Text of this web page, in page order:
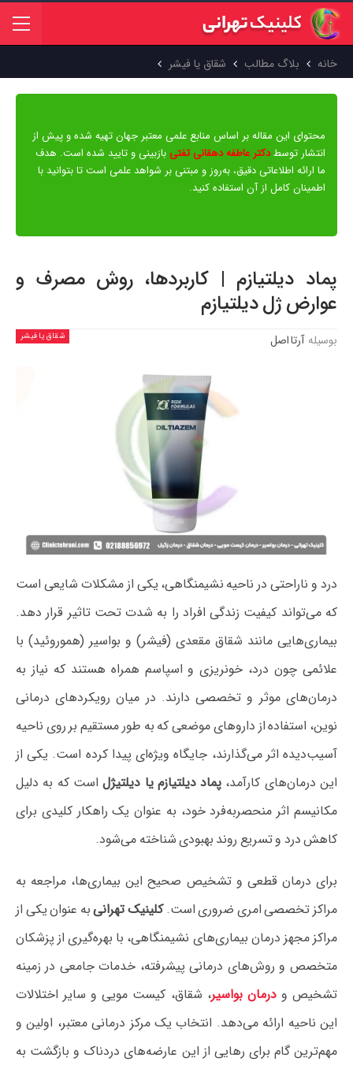
خانه بلاگ مطالب شقاق یا فیشر
محتوای این مقاله بر اساس منابع علمی معتبر جهان تهیه شده و پیش از
انتشار توسطدکتر عاطفه دهقانی تفتی بازبینی و تایید شده است. هدف
ما ارائه اطلاعاتی دقیق، به‌روز و مبتنی بر شواهد علمی است تا بتوانید با
اطمینان کامل از آن استفاده کنید.
پماد دیلتیازم | کاربردها، روش مصرف و
عوارض ژل دیلتیازم
شقاق یا فیشر بوسیله آرتا اصل
درد و ناراحتی در ناحیه نشیمنگاهی، یکی از مشکلات شایعی است
که می‌تواند کیفیت زندگی افراد را به شدت تحت تاثیر قرار دهد.
بیماری‌هایی مانند شقاق مقعدی (فیشر) و بواسیر (هموروئید) با
علائمی چون درد، خونریزی و اسپاسم همراه هستند که نیاز به
درمان‌های موثر و تخصصی دارند. در میان رویکردهای درمانی
نوین، استفاده از داروهای موضعی که به طور مستقیم بر روی ناحیه
آسیب‌دیده اثر می‌گذارند، جایگاه ویژه‌ای پیدا کرده است. یکی از
این درمان‌های کارآمد، پماد دیلتیازم یا دیلتیژلاست که به دلیل
مکانیسم اثر منحصربه‌فرد خود، به عنوان یک راهکار کلیدی برای
کاهش درد و تسریع روند بهبودی شناخته می‌شود.
برای درمان قطعی و تشخیص صحیح این بیماری‌ها، مراجعه به
مراکز تخصصی امری ضروری است.کلینیک تهرانیبه عنوان یکی از
مراکز مجهز درمان بیماری‌های نشیمنگاهی، با بهره‌گیری از پزشکان
متخصص و روش‌های درمانی پیشرفته، خدمات جامعی در زمینه
تشخیص ودرمان بواسیر، شقاق، کیست مویی و سایر اختلالات
این ناحیه ارائه می‌دهد. انتخاب یک مرکز درمانی معتبر، اولین و
مهم‌ترین گام برای رهایی از این عارضه‌های دردناک و بازگشت به